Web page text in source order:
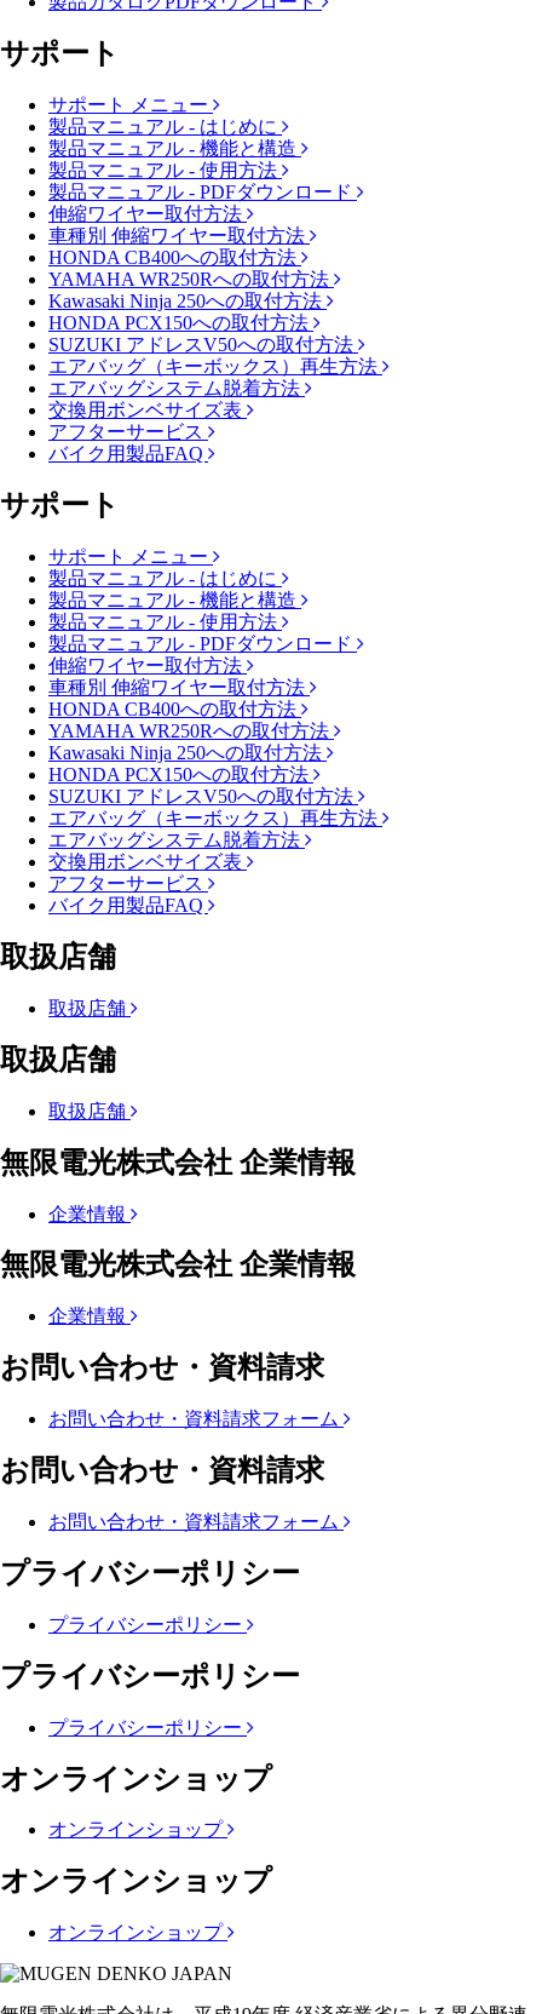
サポート
サポート メニュー
製品マニュアル - はじめに
製品マニュアル - 機能と構造
製品マニュアル - 使用方法
製品マニュアル - PDFダウンロード
伸縮ワイヤー取付方法
車種別 伸縮ワイヤー取付方法
HONDA CB400への取付方法
YAMAHA WR250Rへの取付方法
Kawasaki Ninja 250への取付方法
HONDA PCX150への取付方法
SUZUKI アドレスV50への取付方法
エアバッグ（キーボックス）再生方法
エアバッグシステム脱着方法
交換用ボンベサイズ表
アフターサービス
バイク用製品FAQ
サポート
サポート メニュー
製品マニュアル - はじめに
製品マニュアル - 機能と構造
製品マニュアル - 使用方法
製品マニュアル - PDFダウンロード
伸縮ワイヤー取付方法
車種別 伸縮ワイヤー取付方法
HONDA CB400への取付方法
YAMAHA WR250Rへの取付方法
Kawasaki Ninja 250への取付方法
HONDA PCX150への取付方法
SUZUKI アドレスV50への取付方法
エアバッグ（キーボックス）再生方法
エアバッグシステム脱着方法
交換用ボンベサイズ表
アフターサービス
バイク用製品FAQ
取扱店舗
取扱店舗
取扱店舗
取扱店舗
無限電光株式会社 企業情報
企業情報
無限電光株式会社 企業情報
企業情報
お問い合わせ・資料請求
お問い合わせ・資料請求フォーム
お問い合わせ・資料請求
お問い合わせ・資料請求フォーム
プライバシーポリシー
プライバシーポリシー
プライバシーポリシー
プライバシーポリシー
オンラインショップ
オンラインショップ
オンラインショップ
オンラインショップ